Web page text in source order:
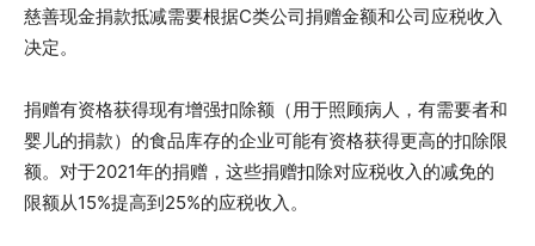
慈善现金捐款抵减需要根据C类公司捐赠金额和公司应税收入
决定。
捐赠有资格获得现有增强扣除额（用于照顾病人，有需要者和
婴儿的捐款）的食品库存的企业可能有资格获得更高的扣除限
额。对于2021年的捐赠，这些捐赠扣除对应税收入的减免的
限额从15%提高到25%的应税收入。